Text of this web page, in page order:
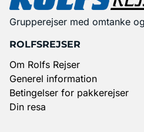
Grupperejser med omtanke
ROLFSREJSER
Om Rolfs Rejser
Generel information
Betingelser for pakkerejser
Din resa